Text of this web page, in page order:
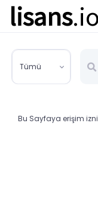
lisans.io
Tümü
Bu Sayfaya erişim